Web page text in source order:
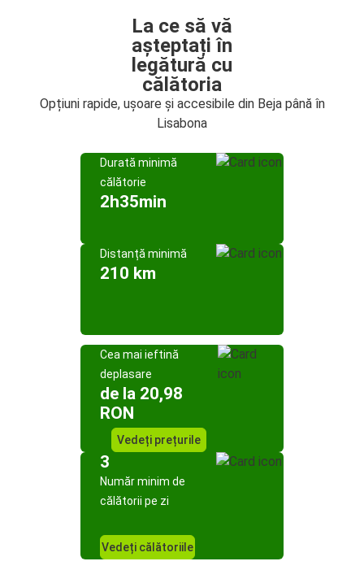
La ce să vă
așteptați în
legătură cu
călătoria
Opțiuni rapide, ușoare și accesibile din Beja până în
Lisabona
Durată minimă
călătorie
2h35min
Distanță minimă
210 km
Cea mai ieftină
deplasare
de la 20,98
RON
Vedeți prețurile
3
Număr minim de
călătorii pe zi
Vedeți călătoriile